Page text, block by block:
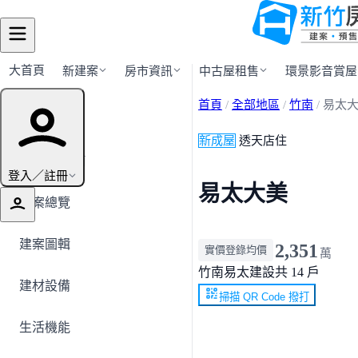
大首頁 新建案 房市資訊 中古屋租售 環景影音賞屋
登入／註冊
建案導覽
← 返回竹南
建案總覽
建案圖輯
建材設備
生活機能
首頁 / 全部地區 / 竹南 / 易太
新成屋 透天店住
易太大美
實價登錄均價 2,351 萬
竹南易太建設共 14 戶
掃描 QR Code 撥打